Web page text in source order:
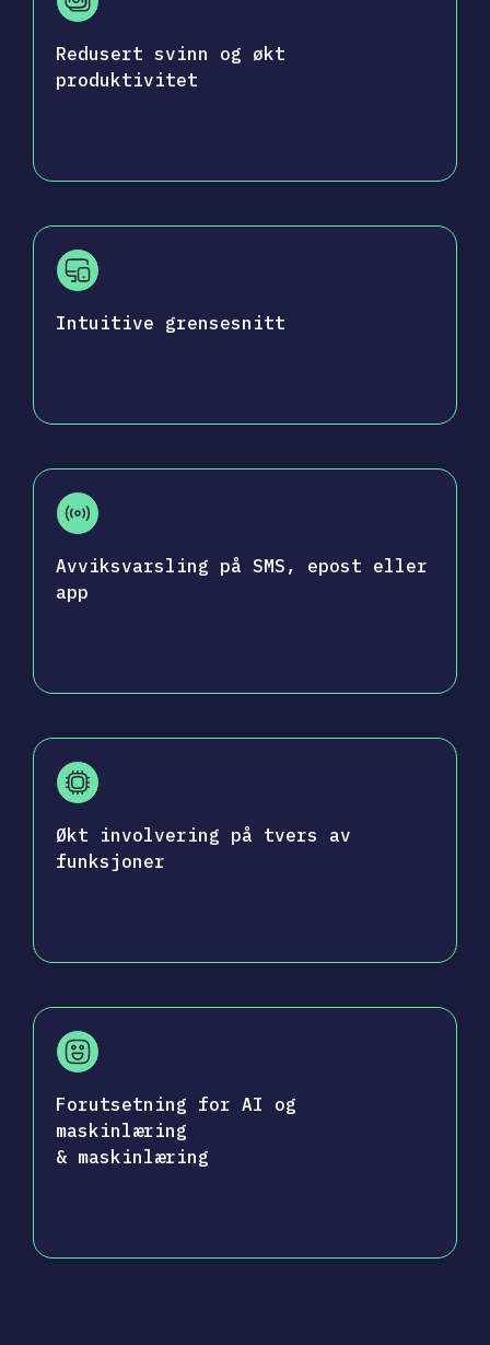
Redusert svinn og økt
produktivitet
Intuitive grensesnitt
Avviksvarsling på SMS, epost eller
app
Økt involvering på tvers av
funksjoner
Forutsetning for AI og
maskinlæring
& maskinlæring